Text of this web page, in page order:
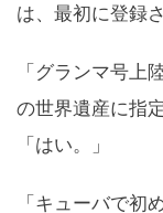
は、最初に登録
「グランマ号上
の世界遺産に指
「はい。」
「キューバで初